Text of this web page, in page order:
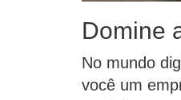
Domine
No mundo
você um